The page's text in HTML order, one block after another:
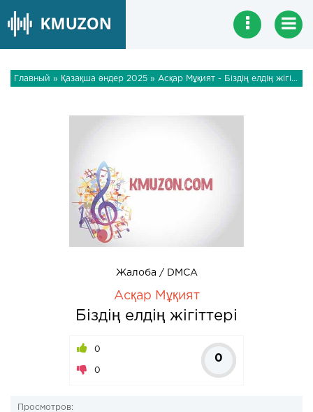
Главный » Қазақша әндер 2025 » Асқар Мұқият - Біздің елдің жігіттері
Жалоба / DMCA
Асқар Мұқият
Біздің елдің жігіттері
0
0
0
Просмотров: